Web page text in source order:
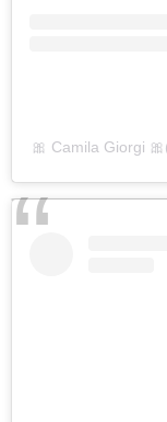
🎀 Camila Giorgi